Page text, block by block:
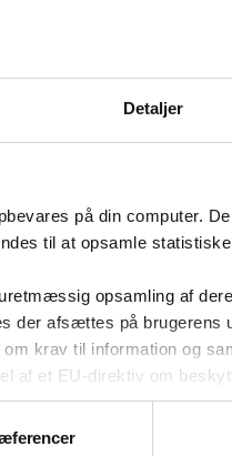
Detaljer
på din computer.
til at opsamle
opsamling af
der afsættes på
krav til information og
af et EU-direktiv om
henviser til, at 78
og 6 % i andelsboliger
www.sm.dk/Media/
viser, hvad folk ville
afgør, hvordan vi bor.
år er der bygget omkring
Der er opført ca.
forsvundethttps://
skævvridning mod dyre
billede ses i London,
At bebrejde den
danske bolig er i